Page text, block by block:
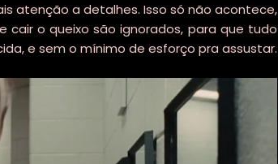
atenção a detalhes. Isso só não acontece,
o queixo são ignorados, para que tudo
e sem o mínimo de esforço pra assustar.